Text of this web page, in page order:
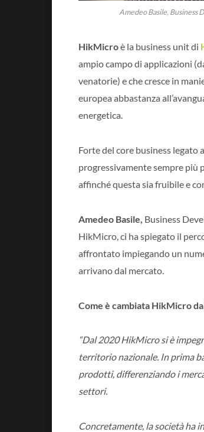
Amedeo Basile, Business
HikMicroè la business unit di
ampio campo di applicazioni
venatorie) e che cresce in
europea abbastanza
energetica.
Forte del core business legato
progressivamente sempre più
affinché questa sia fruibile e
Amedeo Basile, Business
HikMicro, ci ha spiegato il
affrontato impiegando un
arrivano dal mercato.
Come è cambiata HikMicro
“Dal 2020 HikMicro si è
territorio nazionale. In prima
prodotti, differenziando i
settori.
Concretamente, la società ha